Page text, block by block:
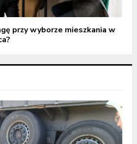
przy wyborze mieszkania w